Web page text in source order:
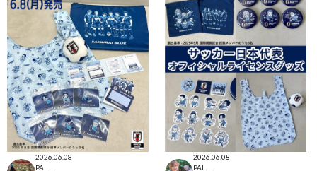
2026.06.08
2026.06.08